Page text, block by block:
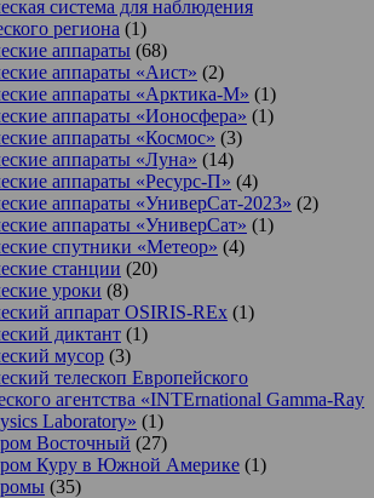
система для наблюдения
региона (1)
аппараты (68)
аппараты «Аист» (2)
аппараты «Арктика-М» (1)
аппараты «Ионосфера» (1)
аппараты «Космос» (3)
аппараты «Луна» (14)
аппараты «Ресурс-П» (4)
аппараты «УниверСат-2023» (2)
аппараты «УниверСат» (1)
спутники «Метеор» (4)
станции (20)
уроки (8)
аппарат OSIRIS-REx (1)
диктант (1)
мусор (3)
телескоп Европейского
агентства «INTErnational Gamma-Ray
Laboratory» (1)
Восточный (27)
Куру в Южной Америке (1)
(35)